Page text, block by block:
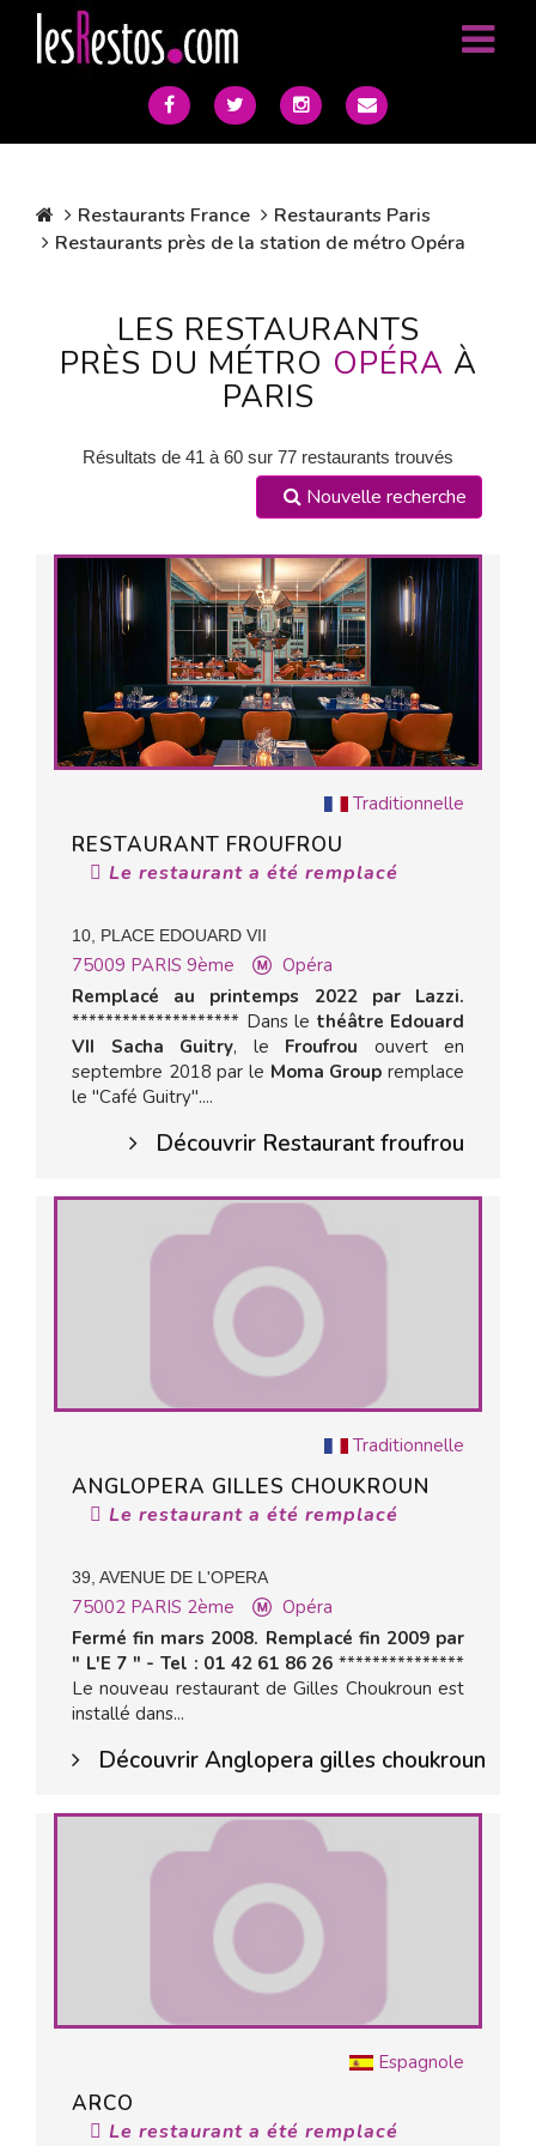
Restaurants France
Restaurants Paris
Restaurants près de la station de métro Opéra
LES RESTAURANTS
PRÈS DU MÉTRO OPÉRA À
PARIS
Résultats de 41 à 60 sur 77 restaurants trouvés
Nouvelle recherche
Traditionnelle
RESTAURANT FROUFROU
Le restaurant a été remplacé
10, PLACE EDOUARD VII
75009 PARIS 9ème
Opéra
Remplacé au printemps 2022 par Lazzi.
******************** Dans le théâtre Edouard
VII Sacha Guitry, le Froufrou ouvert en
septembre 2018 par le Moma Groupremplace
le "Café Guitry"....
Découvrir Restaurant froufrou
Traditionnelle
ANGLOPERA GILLES CHOUKROUN
Le restaurant a été remplacé
39, AVENUE DE L'OPERA
75002 PARIS 2ème
Opéra
Fermé fin mars 2008. Remplacé fin 2009 par
" L'E 7 " - Tel : 01 42 61 86 26 ***************
Le nouveau restaurant de Gilles Choukroun est
installé dans...
Découvrir Anglopera gilles choukroun
Espagnole
ARCO
Le restaurant a été remplacé